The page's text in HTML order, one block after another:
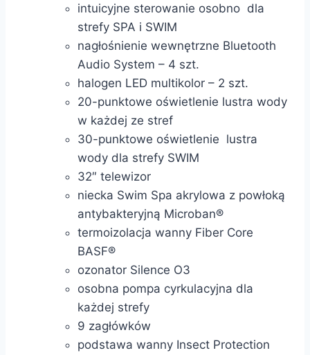
intuicyjne sterowanie osobno dla
strefy SPA i SWIM
nagłośnienie wewnętrzne Bluetooth
Audio System – 4 szt.
halogen LED multikolor – 2 szt.
20-punktowe oświetlenie lustra wody
w każdej ze stref
30-punktowe oświetlenie lustra
wody dla strefy SWIM
32″ telewizor
niecka Swim Spa akrylowa z powłoką
antybakteryjną Microban®
termoizolacja wanny Fiber Core
BASF®
ozonator Silence O3
osobna pompa cyrkulacyjna dla
każdej strefy
9 zagłówków
podstawa wanny Insect Protection